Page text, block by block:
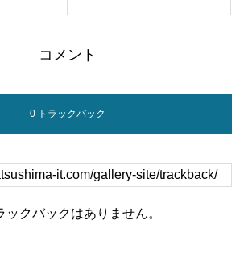
コメント
0 トラックバック
ックバックはありません。